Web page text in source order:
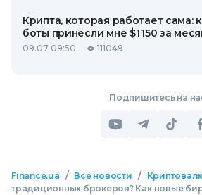
Крипта, которая работает сама:
боты принесли мне $1 150 за
09.07 09:50 111049
Подпишитесь на
Finance.ua / Все новости /
традиционных брокеров? Как новые